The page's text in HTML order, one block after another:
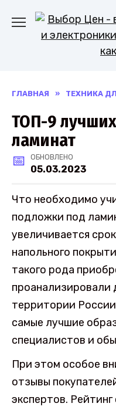
содержанию
ГЛАВНАЯ » ТЕХНИКА
ТОП-9
ламинат
ОБНОВЛЕНО
05.03.2023
Что необходимо
подложки под
увеличивается
напольного
такого рода
проанализировали
территории
самые лучшие
специалистов и
При этом особое
отзывы
экспертов.